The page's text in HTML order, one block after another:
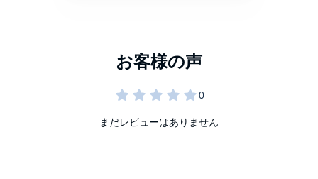
まだレビューはありません